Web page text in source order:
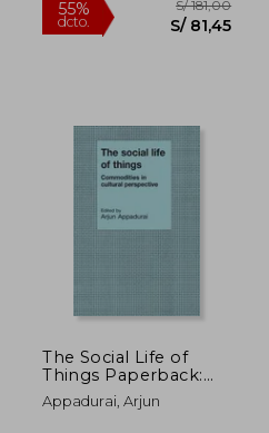
The Social Life of
Things Paperback:
Commodities in
Cultural Perspective
Appadurai, Arjun